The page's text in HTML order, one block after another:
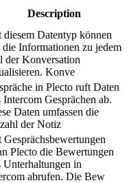
Description
diesem Datentyp können
die Informationen zu jedem
der Konversation
Konve
in Plecto ruft Daten
Intercom Gesprächen ab.
Daten umfassen die
der Notiz
Plecto die Bewertungen
Unterhaltungen in
abrufen. Die Bew